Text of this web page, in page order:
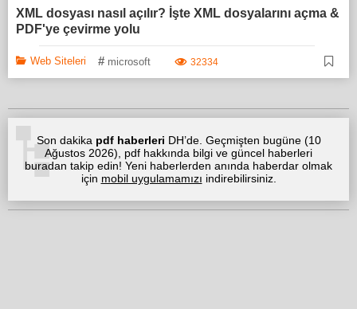
XML dosyası nasıl açılır? İşte XML dosyalarını açma &
PDF'ye çevirme yolu
Web Siteleri # microsoft 32334
Son dakika pdf haberleri DH’de. Geçmişten bugüne (10
Ağustos 2026), pdf hakkında bilgi ve güncel haberleri
buradan takip edin! Yeni haberlerden anında haberdar olmak
için mobil uygulamamızı indirebilirsiniz.